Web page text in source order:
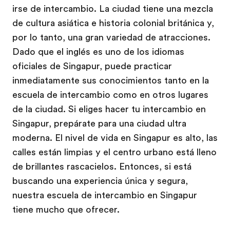
irse de intercambio. La ciudad tiene una mezcla
de cultura asiática e historia colonial británica y,
por lo tanto, una gran variedad de atracciones.
Dado que el inglés es uno de los idiomas
oficiales de Singapur, puede practicar
inmediatamente sus conocimientos tanto en la
escuela de intercambio como en otros lugares
de la ciudad. Si eliges hacer tu intercambio en
Singapur, prepárate para una ciudad ultra
moderna. El nivel de vida en Singapur es alto, las
calles están limpias y el centro urbano está lleno
de brillantes rascacielos. Entonces, si está
buscando una experiencia única y segura,
nuestra escuela de intercambio en Singapur
tiene mucho que ofrecer.